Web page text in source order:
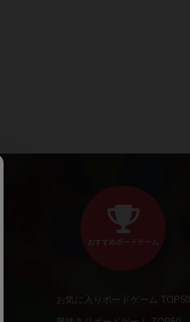
おすすめボードゲーム
お気に入りボードゲーム TOP50